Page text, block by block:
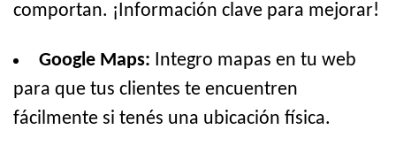
comportan. ¡Información clave para mejorar!
Google Maps: Integro mapas en tu web
para que tus clientes te encuentren
fácilmente si tenés una ubicación física.